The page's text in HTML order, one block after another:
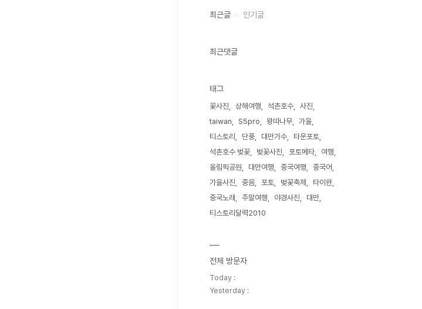
최근글 인기글
최근댓글
태그
꽃사진 상해여행 석촌호수
사진
taiwan
S5pro 왕따나무
가을
티스토리
단풍 대만가수
타운포토
석촌호수 벚꽃
벚꽃사진 포토메타
여행
올림픽공원
대만여행 중국여행
중국어
가을사진
중음 포토 벚꽃축제
타이완
중국노래
주말여행 야경사진
대만
티스토리달력2010
전체 방문자
Today :
Yesterday :